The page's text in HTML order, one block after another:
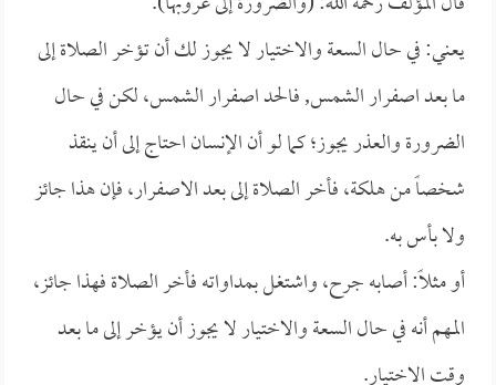
يعني: في حال السعة والاختيار لا يجوز لك أن تؤخر الصلاة إلى
ما بعد اصفرار الشمس, فالحد اصفرار الشمس، لكن في حال
الضرورة والعذر يجوز؛ كما لو أن الإنسان احتاج إلى أن ينقذ
شخصاً من هلكة، فأخر الصلاة إلى بعد الاصفرار، فإن هذا جائز
ولا بأس به.
أو مثلاً: أصابه جرح، واشتغل بمداواته فأخر الصلاة فهذا جائز،
المهم أنه في حال السعة والاختيار لا يجوز أن يؤخر إلى ما بعد